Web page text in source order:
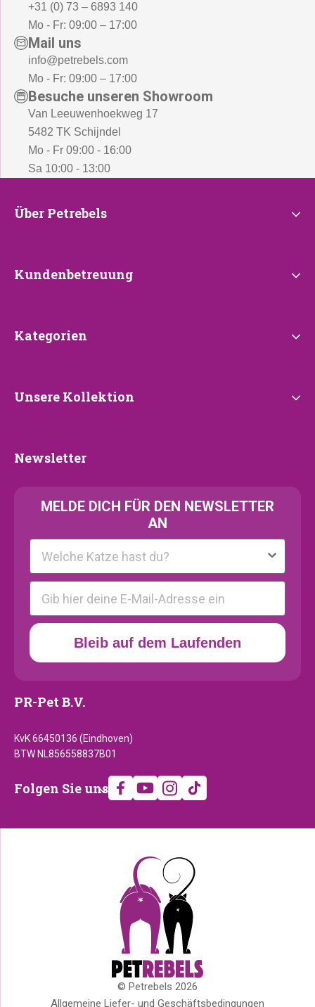
+31 (0) 73 – 6893 140
Mo - Fr: 09:00 – 17:00
Mail uns
info@petrebels.com
Mo - Fr: 09:00 – 17:00
Besuche unseren Showroom
Van Leeuwenhoekweg 17
5482 TK Schijndel
Mo - Fr 09:00 - 16:00
Sa 10:00 - 13:00
Über
Über Petrebels
Kundenbetreuung
Kundenbetreuung
Kategorien
Kategorien
Unsere
Unsere Kollektion
Newsletter
Newsletter
MELDE DICH FÜR DEN NEWSLETTER
AN
Kattenras
E-mail
Bleib auf dem Laufenden
PR-Pet B.V.
KvK 66450136 (Eindhoven)
BTW NL856558837B01
Folgen
uns
Folgen Sie uns
© Petrebels 2026
Allgemeine Liefer- und Geschäftsbedingungen